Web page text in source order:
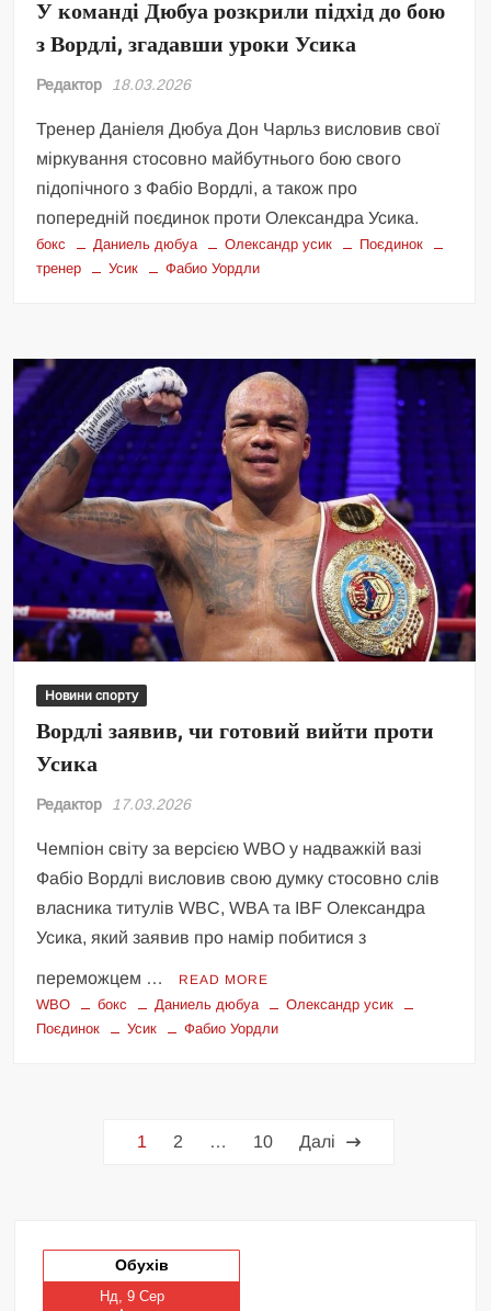
У команді Дюбуа розкрили підхід до бою
з Вордлі, згадавши уроки Усика
Редактор 18.03.2026
Тренер Даніеля Дюбуа Дон Чарльз висловив свої
міркування стосовно майбутнього бою свого
підопічного з Фабіо Вордлі, а також про
попередній поєдинок проти Олександра Усика.
бокс Даниель дюбуа Олександр усик
Поєдинок
тренер
Усик Фабио Уордли
Новини спорту
Вордлі заявив, чи готовий вийти проти
Усика
Редактор 17.03.2026
Чемпіон світу за версією WBO у надважкій вазі
Фабіо Вордлі висловив свою думку стосовно слів
власника титулів WBC, WBA та IBF Олександра
Усика, який заявив про намір побитися з
переможцем … READ MORE
WBO бокс Даниель дюбуа
Олександр усик
Поєдинок
Усик Фабио Уордли
Пагінація1 2 … 10 Далі
Обухів
Нд, 9 Сер